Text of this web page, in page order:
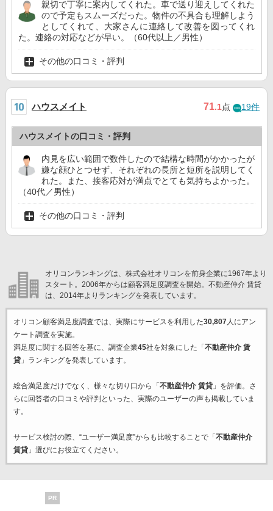
親切で丁寧に案内してくれた。車で送り迎えしてくれた
ので予定もスムーズだった。物件の不具合も理解しよう
としてくれて、大家さんに連絡して改善を図ってくれ
た。連絡の対応などが早い。（60代以上／男性）
その他の口コミ・評判
ハウスメイト 71.1点 19件
ハウスメイトの口コミ・評判
内見を広い範囲で数件したので結構な時間がかかったが
嫌な顔ひとつせず、それぞれの長所と短所を説明してく
れた。また、接客応対が満点でとても気持ちよかった。
（40代／男性）
その他の口コミ・評判
オリコンランキングは、株式会社オリコンを前身企業に1967年より
スタート。2006年からは顧客満足度調査を開始。不動産仲介 賃貸
は、2014年よりランキングを発表しています。
オリコン顧客満足度調査では、実際にサービスを利用した30,807人にアン
ケート調査を実施。
満足度に関する回答を基に、調査企業45社を対象にした「 不動産仲介 賃
貸」ランキングを発表しています。
総合満足度だけでなく、様々な切り口から「 不動産仲介 賃貸」を評価。さ
らに回答者の口コミや評判といった、実際のユーザーの声も掲載していま
す。
サービス検討の際、“ユーザー満足度”からも比較することで「 不動産仲介
賃貸」選びにお役立てください。
PR